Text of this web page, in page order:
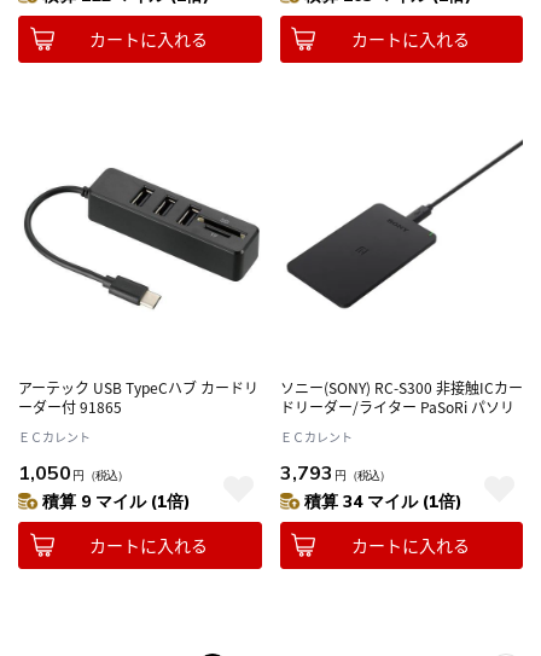
カートに入れる カートに入れる
アーテック USB TypeCハブ カードリ
ーダー付 91865
ＥＣカレント
1,050 円 （税込）
積算 9 マイル (1倍)
カートに入れる
ソニー(SONY) RC-S300 非接触ICカー
ドリーダー/ライター PaSoRi パソリ
ＥＣカレント
3,793 円 （税込）
積算 34 マイル (1倍)
カートに入れる